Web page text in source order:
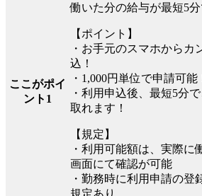
ここがポイ
ント1
働いた分の給与が最短5分
【ポイント】
・お手元のスマホからカ
込！
・1,000円単位で申請可能
・利用申込後、最短5分
取れます！
【規定】
・利用可能額は、実際
画面にて確認が可能
・勤務時に利用申請の
規定あり